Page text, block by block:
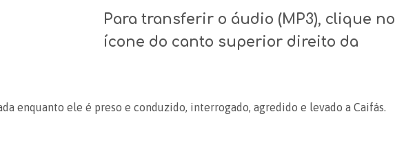
Para transferir o áudio (MP3), clique no
ícone do canto superior direito da
enquanto ele é preso e conduzido, interrogado, agredido e levado a Caifás.